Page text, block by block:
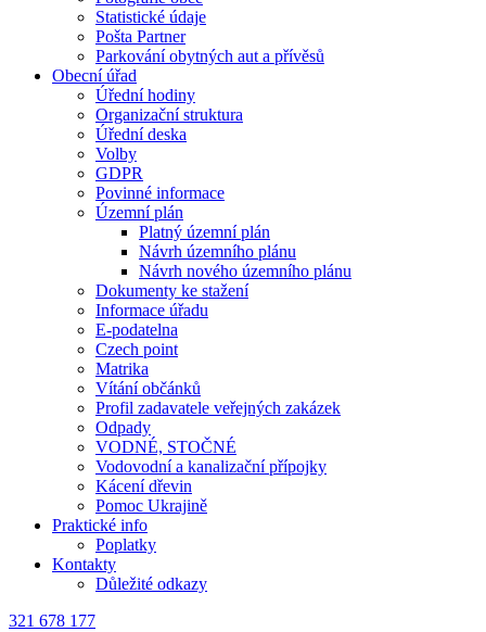
Statistické údaje
Pošta Partner
Parkování obytných aut a přívěsů
Obecní úřad
Úřední hodiny
Organizační struktura
Úřední deska
Volby
GDPR
Povinné informace
Územní plán
Platný územní plán
Návrh územního plánu
Návrh nového územního plánu
Dokumenty ke stažení
Informace úřadu
E-podatelna
Czech point
Matrika
Vítání občánků
Profil zadavatele veřejných zakázek
Odpady
VODNÉ, STOČNÉ
Vodovodní a kanalizační přípojky
Kácení dřevin
Pomoc Ukrajině
Praktické info
Poplatky
Kontakty
Důležité odkazy
321 678 177